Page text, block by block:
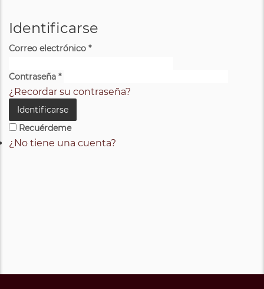
Identificarse
Correo electrónico *
Contraseña *
¿Recordar su contraseña?
Identificarse
Recuérdeme
¿No tiene una cuenta?